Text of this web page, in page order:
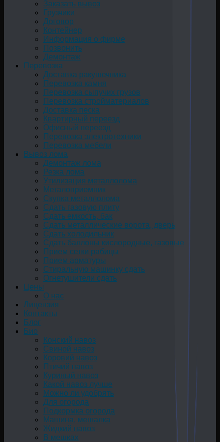
Заказать вывоз
Грузчики
Договор
Контейнер
Информация о фирме
Позвонить
Демонтаж
Перевозка
Доставка ракушечника
Перевозка камня
Перевозка сыпучих грузов
Перевозка стройматериалов
Доставка песка
Квартирный переезд
Офисный переезд
Перевозка электротехники
Перевозка мебели
Вывоз лома
Демонтаж лома
Резка лома
Утилизация металлолома
Металоприемник
Скупка металлолома
Сдать газовую плиту
Сдать емкость, бак
Cдать металлические ворота, дверь
Сдать холодильник
Сдать баллоны кислородные, газовые
Прием сетки рабицы
Прием арматуры
Стиральную машинку сдать
Огнетушители сдать
Цены
О нас
Лицензия
Контакты
Блог
Био
Конский навоз
Свиной навоз
Коровий навоз
Птичий навоз
Куриный навоз
Какой навоз лучше
Можно ли удобрять
Для огорода
Подкормка огорода
Машина, мешалка
Жидкий навоз
В мешках